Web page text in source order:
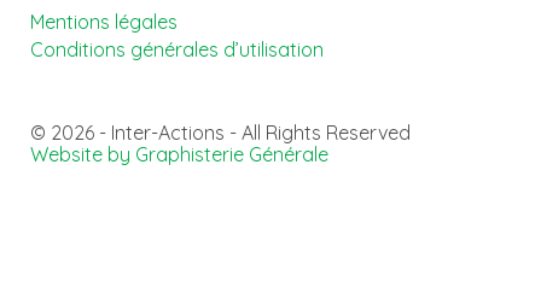
Mentions légales
Conditions générales d’utilisation
© 2026 - Inter-Actions - All Rights Reserved
Website by Graphisterie Générale